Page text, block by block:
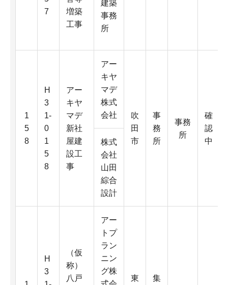
7
増築
工事
建築
事務
所
1
5
8
H
3
1-
0
1
5
8
アー
キヤ
マデ
新社
屋建
設工
事
アー
キヤ
マデ
株式
会社
吹
田
市
事
務
所
事務
所
確
認
中
株式
会社
山田
綜合
設計
H
3
（仮
称）
八戸
アー
トプ
ラン
ニン
グ株
東
集